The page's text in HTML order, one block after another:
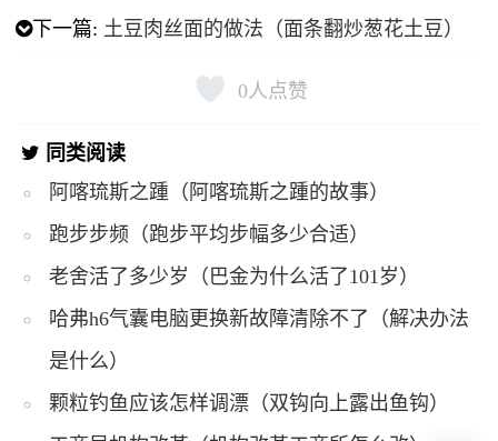
下一篇: 土豆肉丝面的做法（面条翻炒葱花土豆）
0人点赞
同类阅读
阿喀琉斯之踵（阿喀琉斯之踵的故事）
跑步步频（跑步平均步幅多少合适）
老舍活了多少岁（巴金为什么活了101岁）
哈弗h6气囊电脑更换新故障清除不了（解决办法
是什么）
颗粒钓鱼应该怎样调漂（双钩向上露出鱼钩）